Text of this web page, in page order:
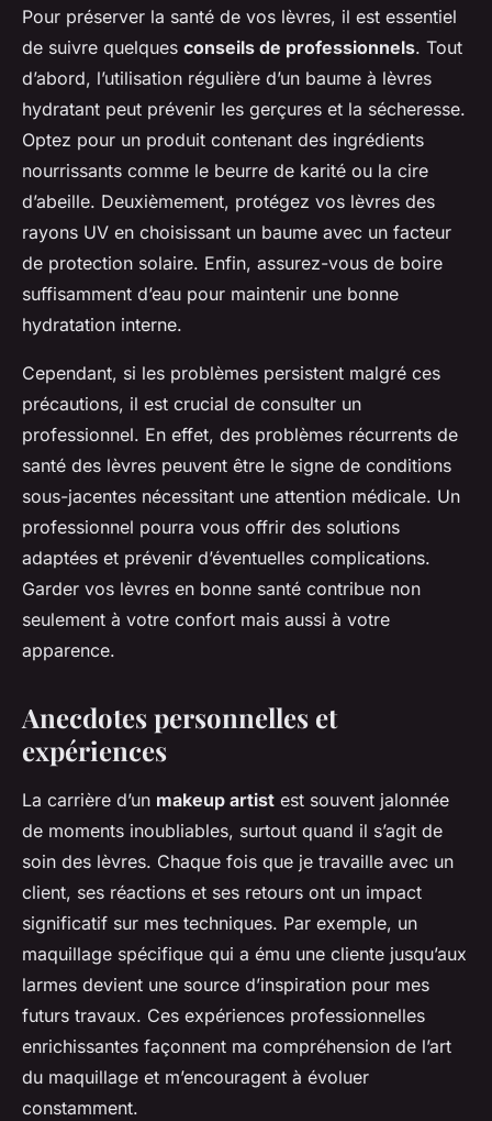
Pour préserver la santé de vos lèvres, il est essentiel
de suivre quelques conseils de professionnels. Tout
d’abord, l’utilisation régulière d’un baume à lèvres
hydratant peut prévenir les gerçures et la sécheresse.
Optez pour un produit contenant des ingrédients
nourrissants comme le beurre de karité ou la cire
d’abeille. Deuxièmement, protégez vos lèvres des
rayons UV en choisissant un baume avec un facteur
de protection solaire. Enfin, assurez-vous de boire
suffisamment d’eau pour maintenir une bonne
hydratation interne.
Cependant, si les problèmes persistent malgré ces
précautions, il est crucial de consulter un
professionnel. En effet, des problèmes récurrents de
santé des lèvres peuvent être le signe de conditions
sous-jacentes nécessitant une attention médicale. Un
professionnel pourra vous offrir des solutions
adaptées et prévenir d’éventuelles complications.
Garder vos lèvres en bonne santé contribue non
seulement à votre confort mais aussi à votre
apparence.
Anecdotes personnelles et
expériences
La carrière d’un makeup artist est souvent jalonnée
de moments inoubliables, surtout quand il s’agit de
soin des lèvres. Chaque fois que je travaille avec un
client, ses réactions et ses retours ont un impact
significatif sur mes techniques. Par exemple, un
maquillage spécifique qui a ému une cliente jusqu’aux
larmes devient une source d’inspiration pour mes
futurs travaux. Ces expériences professionnelles
enrichissantes façonnent ma compréhension de l’art
du maquillage et m’encouragent à évoluer
constamment.